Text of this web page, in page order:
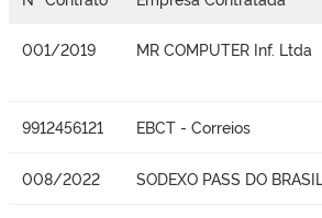
001/2019 MR COMPUTER Inf. Ltda
9912456121 EBCT - Correios
008/2022 SODEXO PASS DO